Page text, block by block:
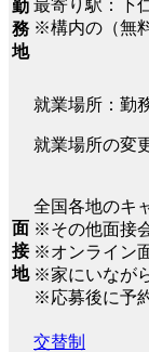
勤
務
地
最寄り駅：下
※構内の（無
就業場所：勤
就業場所の変
面
接
地
全国各地のキ
※その他面接
※オンライン
※家にいなが
※応募後に予
交替制